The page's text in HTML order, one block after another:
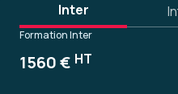
Inter
Formation Inter
1560 € HT